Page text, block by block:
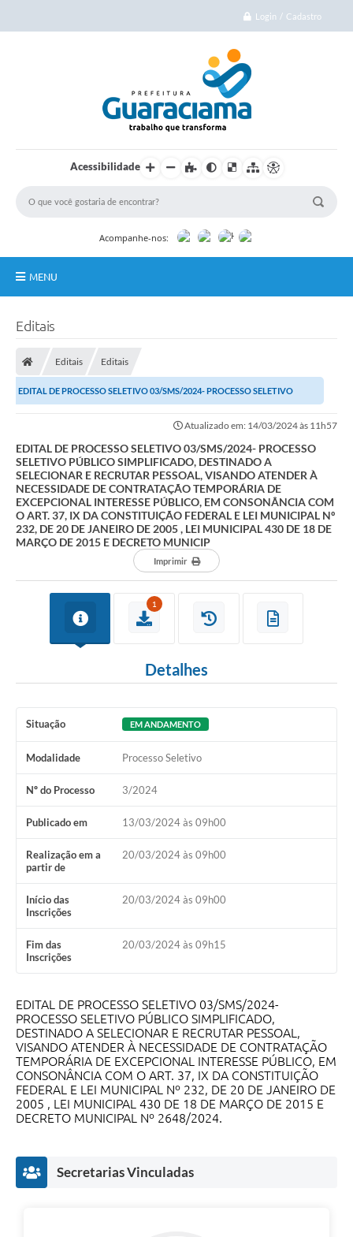
Login / Cadastro
Acessibilidade
Acompanhe-nos:
MENU
Secretarias
Transparência
Ouvidoria
Galeria de Fotos
Audiências Públicas
Arquivos para Download
Turismo
Galeria de Vídeos
Projetos
Contas Públicas
Legislação
Editais
Links
Serviços Online
Telefones Úteis
Jornal
Agenda
SIC
Diário Oficial
Editais
Editais Editais
EDITAL DE PROCESSO SELETIVO 03/SMS/2024- PROCESSO SELETIVO
Atualizado em: 14/03/2024 às 11h57
EDITAL DE PROCESSO SELETIVO 03/SMS/2024- PROCESSO
SELETIVO PÚBLICO SIMPLIFICADO, DESTINADO A
SELECIONAR E RECRUTAR PESSOAL, VISANDO ATENDER À
NECESSIDADE DE CONTRATAÇÃO TEMPORÁRIA DE
EXCEPCIONAL INTERESSE PÚBLICO, EM CONSONÂNCIA COM
O ART. 37, IX DA CONSTITUIÇÃO FEDERAL E LEI MUNICIPAL Nº
232, DE 20 DE JANEIRO DE 2005 , LEI MUNICIPAL 430 DE 18 DE
MARÇO DE 2015 E DECRETO MUNICIP
Imprimir
1
Detalhes
Situação EM ANDAMENTO
Modalidade Processo Seletivo
Nº do Processo 3/2024
Publicado em 13/03/2024 às 09h00
Realização em a
partir de
20/03/2024 às 09h00
Início das
Inscrições
20/03/2024 às 09h00
Fim das
Inscrições
20/03/2024 às 09h15
EDITAL DE PROCESSO SELETIVO 03/SMS/2024-
PROCESSO SELETIVO PÚBLICO SIMPLIFICADO,
DESTINADO A SELECIONAR E RECRUTAR PESSOAL,
VISANDO ATENDER À NECESSIDADE DE CONTRATAÇÃO
TEMPORÁRIA DE EXCEPCIONAL INTERESSE PÚBLICO, EM
CONSONÂNCIA COM O ART. 37, IX DA CONSTITUIÇÃO
FEDERAL E LEI MUNICIPAL Nº 232, DE 20 DE JANEIRO DE
2005 , LEI MUNICIPAL 430 DE 18 DE MARÇO DE 2015 E
DECRETO MUNICIPAL Nº 2648/2024.
Secretarias Vinculadas